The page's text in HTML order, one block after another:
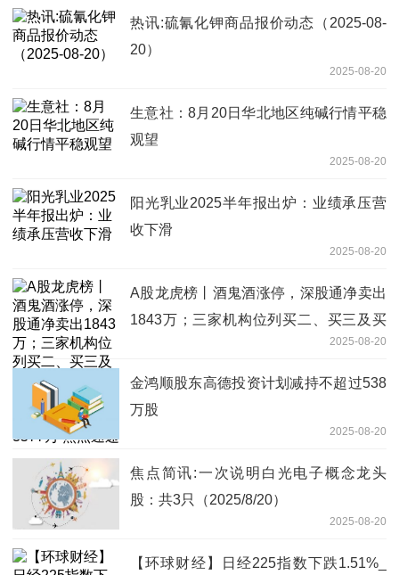
热讯:硫氰化钾商品报价动态（2025-08-
20）
2025-08-20
生意社：8月20日华北地区纯碱行情平稳
观望
2025-08-20
阳光乳业2025半年报出炉：业绩承压营
收下滑
2025-08-20
A股龙虎榜丨酒鬼酒涨停，深股通净卖出
1843万；三家机构位列买二、买三及买
四席位，净买入1.66亿；游资山东帮净买
入3577万 焦点速递
2025-08-20
金鸿顺股东高德投资计划减持不超过538
万股
2025-08-20
焦点简讯:一次说明白光电子概念龙头
股：共3只（2025/8/20）
2025-08-20
【环球财经】日经225指数下跌1.51%_